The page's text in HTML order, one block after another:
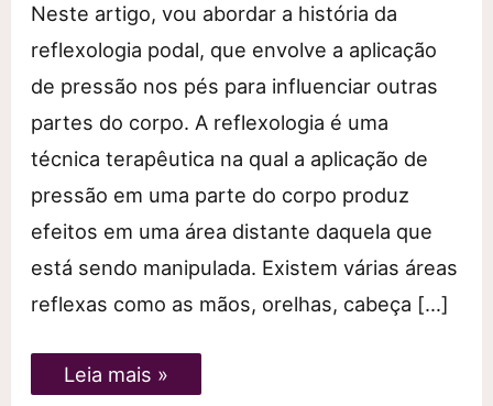
Neste artigo, vou abordar a história da
reflexologia podal, que envolve a aplicação
de pressão nos pés para influenciar outras
partes do corpo. A reflexologia é uma
técnica terapêutica na qual a aplicação de
pressão em uma parte do corpo produz
efeitos em uma área distante daquela que
está sendo manipulada. Existem várias áreas
reflexas como as mãos, orelhas, cabeça […]
História
da
Leia mais »